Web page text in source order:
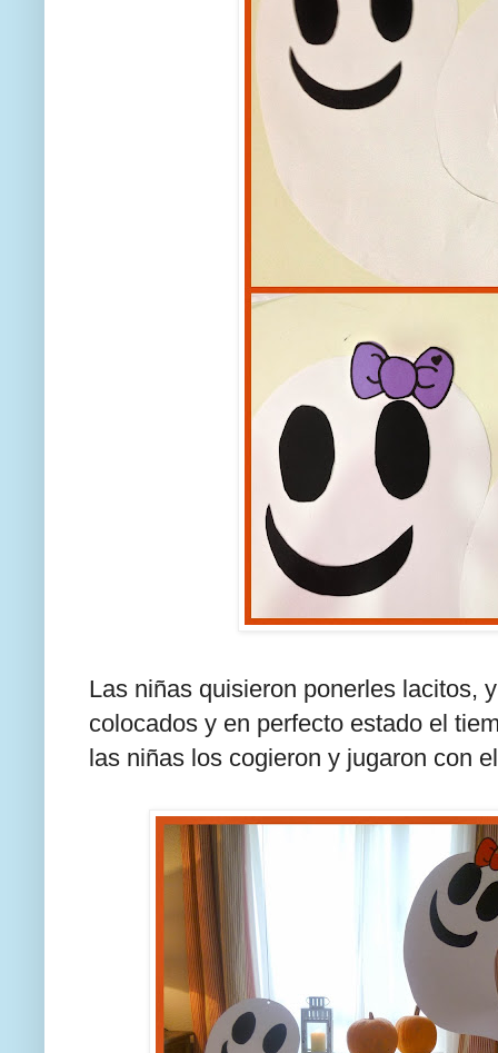
Las niñas quisieron ponerles lacitos,
colocados y en perfecto estado el
las niñas los cogieron y jugaron con